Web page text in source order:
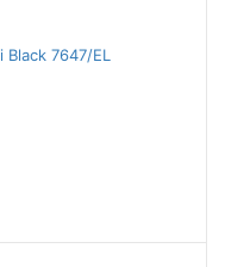
7647/EL